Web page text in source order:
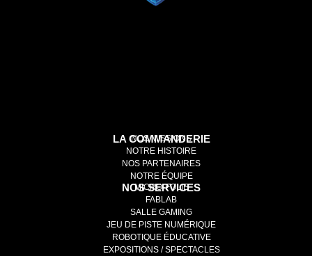
LA COMMANDERIE
NOS MISSIONS
NOTRE HISTOIRE
NOS PARTENAIRES
NOTRE ÉQUIPE
NOS SERVICES
MICRO-FOLIE
FABLAB
SALLE GAMING
JEU DE PISTE NUMÉRIQUE
ROBOTIQUE ÉDUCATIVE
EXPOSITIONS / SPECTACLES